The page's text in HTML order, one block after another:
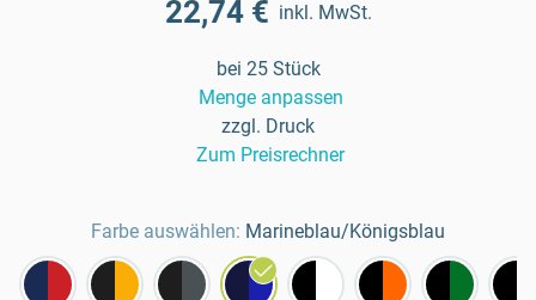
22,74 € inkl. MwSt.
bei 25 Stück
Menge anpassen
zzgl. Druck
Zum Preisrechner
Farbe auswählen: Marineblau/Königsblau